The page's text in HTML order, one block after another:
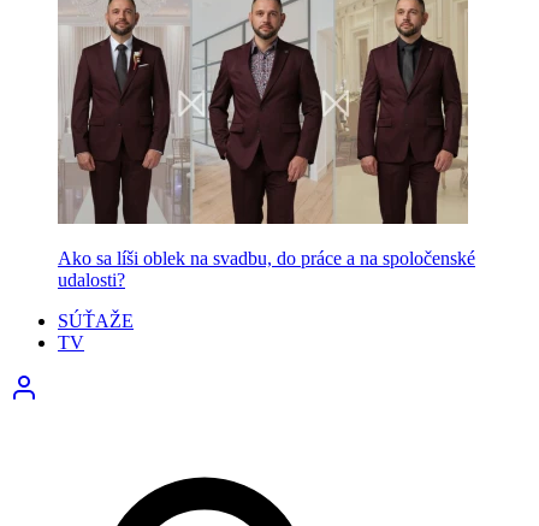
Ako sa líši oblek na svadbu, do práce a na spoločenské
udalosti?
SÚŤAŽE
TV